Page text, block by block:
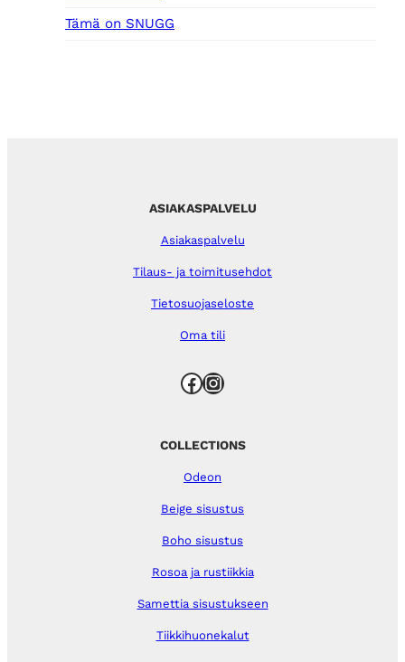
Tämä on SNUGG
ASIAKASPALVELU
Asiakaspalvelu
Tilaus- ja toimitusehdot
Tietosuojaseloste
Oma tili
Facebook Instagram
COLLECTIONS
Odeon
Beige sisustus
Boho sisustus
Rosoa ja rustiikkia
Samettia sisustukseen
Tiikkihuonekalut